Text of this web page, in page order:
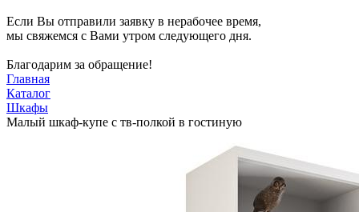
Если Вы отправили заявку в нерабочее время,
мы свяжемся с Вами утром следующего дня.
Благодарим за обращение!
Главная
Каталог
Шкафы
Малый шкаф-купе с тв-полкой в гостиную